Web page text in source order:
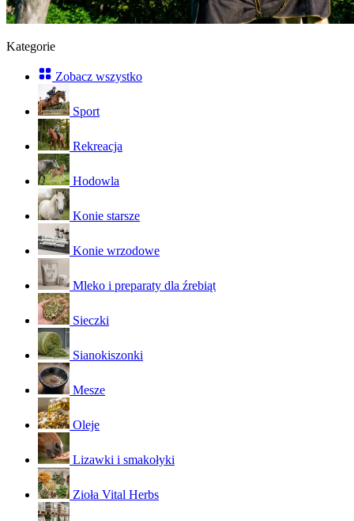
Kategorie
Zobacz wszystko
Sport
Rekreacja
Hodowla
Konie starsze
Konie wrzodowe
Mleko i preparaty dla źrebiąt
Sieczki
Sianokiszonki
Mesze
Oleje
Lizawki i smakołyki
Zioła Vital Herbs